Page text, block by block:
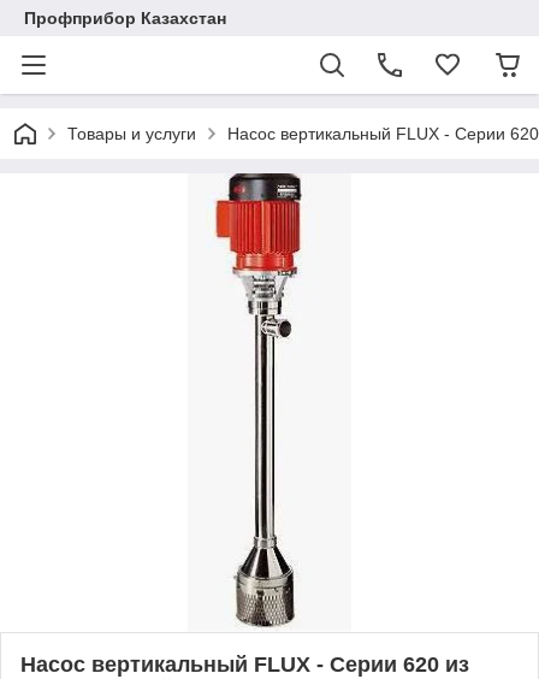
Профприбор Казахстан
Товары и услуги Насос вертикальный FLUX - Серии
Насос вертикальный FLUX - Серии 620 из